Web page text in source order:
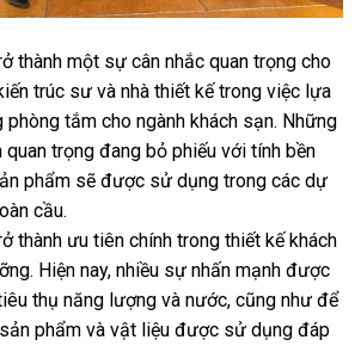
thành một sự cân nhắc quan trọng cho
​​trúc sư và nhà thiết kế trong việc lựa
tắm cho ngành khách sạn. Những
trọng đang bỏ phiếu với tính bền
phẩm sẽ được sử dụng trong các dự
cầu.
thành ưu tiên chính trong thiết kế khách
Hiện nay, nhiều sự nhấn mạnh được
thụ năng lượng và nước, cũng như để
phẩm và vật liệu được sử dụng đáp